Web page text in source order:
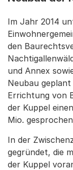
Im Jahr 2014
den
und Annex
Neubau
Errichtung von
der Kuppel
Mio.
In der
gegründet, die
der Kuppel